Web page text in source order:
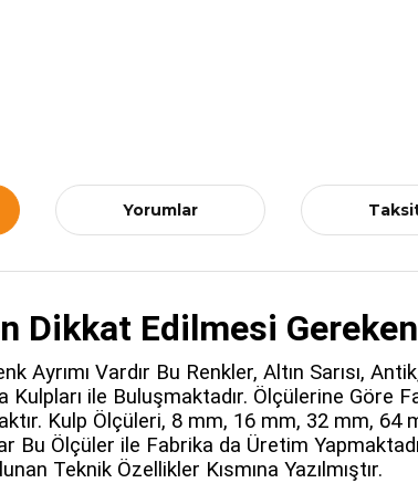
Yorumlar
Dikkat Edilmesi
Ayrımı Vardır Bu Renkler, Altın Sarısı,
ile Buluşmaktadır. Ölçülerine Göre
Kulp Ölçüleri, 8 mm, 16 mm, 32 mm,
Bu Ölçüler ile Fabrika da Üretim
Teknik Özellikler Kısmına Yazılmıştır.